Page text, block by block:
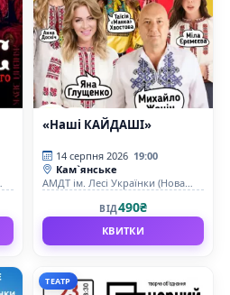
«Наші КАЙДАШІ»
14 серпня 2026 19:00
Кам`янське
АМДТ ім. Лесі Українки (Нова
ВІД490₴
КВИТКИ
ТЕАТР